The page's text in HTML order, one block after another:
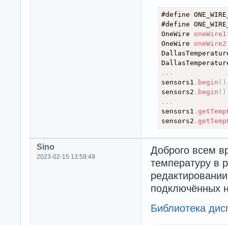
myOLED.update();
delay(100);
}
#define
#define
OneWire oneWire1
OneWire oneWire2
. . .
sensors1 . begin ( )
sensors2 . begin ( )
. . .
sensors1 .
sensors2 .
Sino
2023-02-15 13:59:49
Доброго всем
температуру в
подключённых
Библиотека